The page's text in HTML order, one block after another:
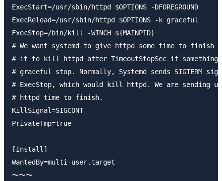
ExecStart=/usr/sbin/httpd $OPTIONS -DFOREGROUND
ExecReload=/usr/sbin/httpd $OPTIONS -k graceful
ExecStop=/bin/kill -WINCH ${MAINPID}
# We want systemd to give httpd some time to
# it to kill httpd after TimeoutStopSec if something
# graceful stop. Normally, Systemd sends SIGTERM
# ExecStop, which would kill httpd. We are sending
# httpd time to finish.
KillSignal=SIGCONT
PrivateTmp=true
[Install]
WantedBy=multi-user.target